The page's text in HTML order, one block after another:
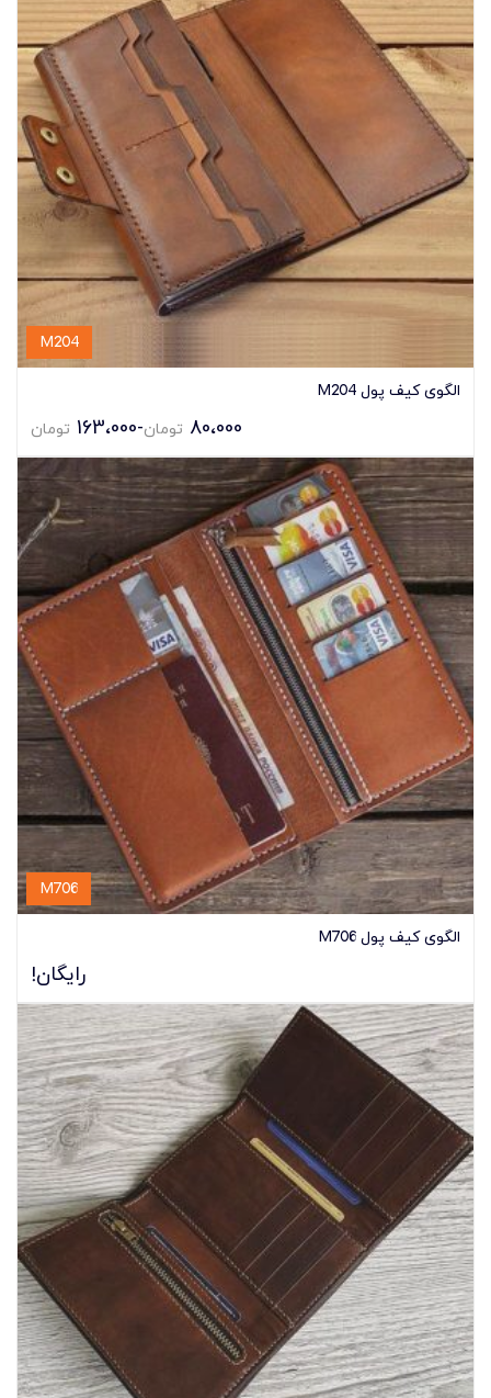
M204
الگوی کیف پول M204
80،000 تومان-163،000 تومان
M706
الگوی کیف پول M706
رایگان!